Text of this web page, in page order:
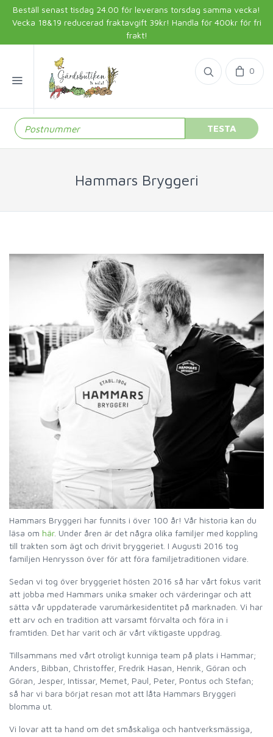
Beställ senast tisdag 24.00 för leverans torsdag samma vecka!
Vecka 18&19 reducerad fraktavgift 39kr! Handla för 400kr för fri
frakt!
0
TESTA
Hammars Bryggeri
Hammars Bryggeri har funnits i över 100 år! Vår historia kan du
läsa om här. Under åren är det några olika familjer med koppling
till trakten som ägt och drivit bryggeriet. I Augusti 2016 tog
familjen Henrysson över för att föra familjetraditionen vidare.
Sedan vi tog över bryggeriet hösten 2016 så har vårt fokus varit
att jobba med Hammars unika smaker och värderingar och att
sätta vår uppdaterade varumärkesidentitet på marknaden. Vi har
ett arv och en tradition att varsamt förvalta och föra in i
framtiden. Det har varit och är vårt viktigaste uppdrag.
Tillsammans med vårt otroligt kunniga team på plats i Hammar;
Anders, Bibban, Christoffer, Fredrik Hasan, Henrik, Göran och
Göran, Jesper, Intissar, Memet, Paul, Peter, Pontus och Stefan;
så har vi bara börjat resan mot att låta Hammars Bryggeri
blomma ut.
Vi lovar att ta hand om det småskaliga och hantverksmässiga,